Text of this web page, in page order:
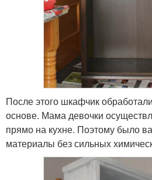
После этого шкафчик
основе. Мама девочки
прямо на кухне. Поэтому было
материалы без сильных